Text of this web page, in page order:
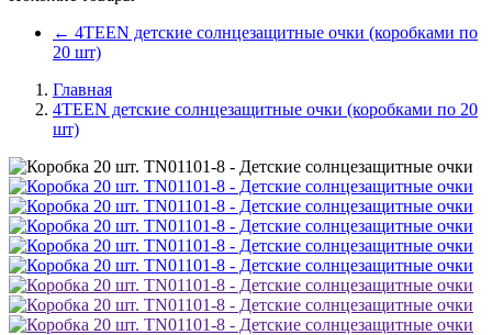
← 4TEEN детские солнцезащитные очки (коробками по
20 шт)
Главная
4TEEN детские солнцезащитные очки (коробками по 20
шт)